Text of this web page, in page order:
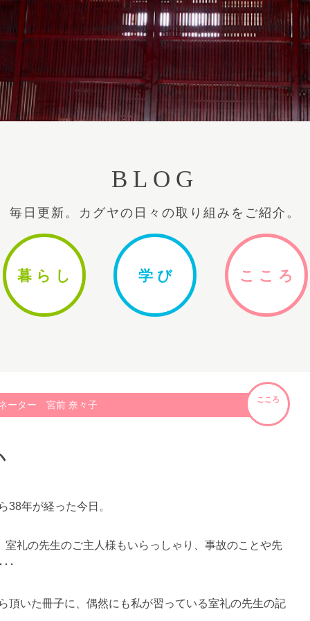
BLOG
毎日更新。カグヤの日々の取り組みをご紹介。
暮ら し 学 び ここ ろ
ーター 宮前 奈々子 こころ
38年が経った今日。
礼の先生のご主人様もいらっしゃり、事故のことや先
･
頂いた冊子に、偶然にも私が習っている室礼の先生の記